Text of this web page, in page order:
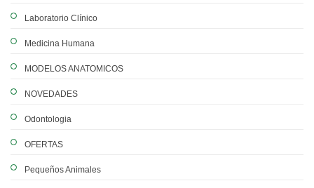
Laboratorio Clínico
Medicina Humana
MODELOS ANATOMICOS
NOVEDADES
Odontologia
OFERTAS
Pequeños Animales